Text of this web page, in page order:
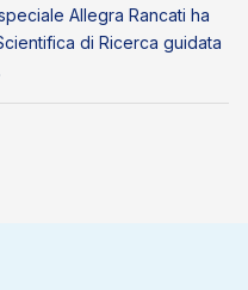
Allegra Rancati ha
di Ricerca guidata